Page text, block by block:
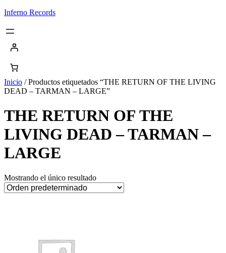
Saltar
contenido
Inferno Records
Inicio / Productos etiquetados “THE RETURN OF THE LIVING
DEAD – TARMAN – LARGE”
THE RETURN OF THE
LIVING DEAD – TARMAN –
LARGE
Mostrando el único resultado